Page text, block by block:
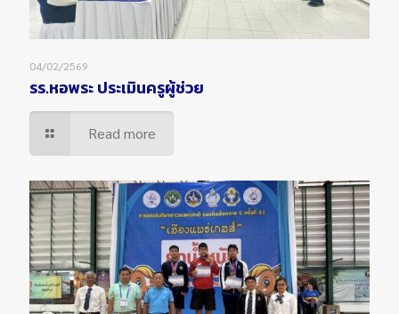
04/02/2569
รร.หอพระ ประเมินครูผู้ช่วย
Read more